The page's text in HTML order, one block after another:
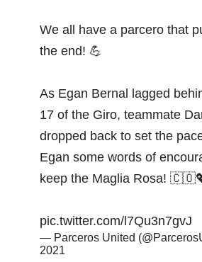
We all have a parcero that
the end! 💪
As Egan Bernal lagged
17 of the Giro, teammate
dropped back to set the
Egan some words of
keep the Maglia Rosa!
pic.twitter.com/l7Qu3n7gvJ
— Parceros United
2021